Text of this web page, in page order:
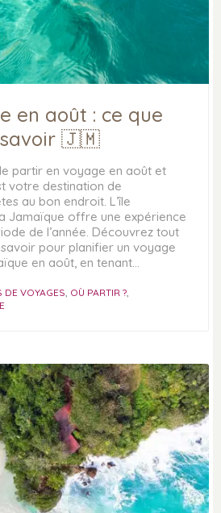
en août : ce que
savoir 🇯🇲
partir en voyage en août et
votre destination de
au bon endroit. L’île
Jamaïque offre une expérience
de l’année. Découvrez tout
pour planifier un voyage
en août, en tenant…
DE VOYAGES, OÙ PARTIR ?,